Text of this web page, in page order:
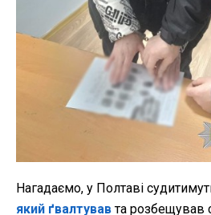
Нагадаємо, у Полтаві
який ґвалтувавта розбещував